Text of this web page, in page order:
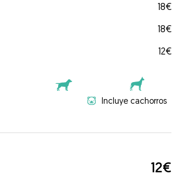
18€
18€
12€
Incluye cachorros
12€